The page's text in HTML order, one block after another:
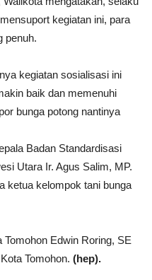
kegiatan ini, para
penuh.
kegiatan sosialisasi ini
baik dan memenuhi
bunga potong nantinya
Badan Standardisasi
Utara Ir. Agus Salim, MP.
ketua kelompok tani bunga
Edwin Roring, SE
Tomohon. (hep).